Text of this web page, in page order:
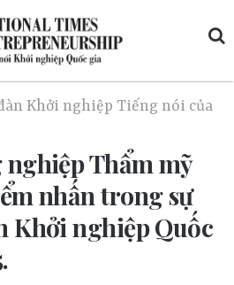
Khởi nghiệp Tiếng nói của
Thẩm mỹ
nhấn trong sự
Khởi nghiệp Quốc